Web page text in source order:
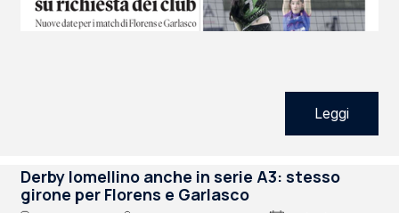
Leggi
Derby lomellino anche in serie A3: stesso
girone per Florens e Garlasco